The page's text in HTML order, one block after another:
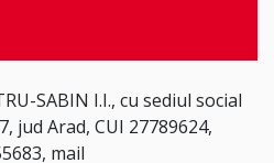
SABIN I.I., cu sediul social
jud Arad, CUI 27789624,
mail